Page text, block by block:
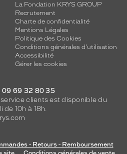
La Fondation KRYS GROUP
Recrutement
Charte de confidentialité
Mentions Légales
Politique des Cookies
Conditions générales d'utilisation
Accessibilité
Gérer les cookies
09 69 32 80 35
clients est disponible du
10h à 18h.
- Retours - Remboursement